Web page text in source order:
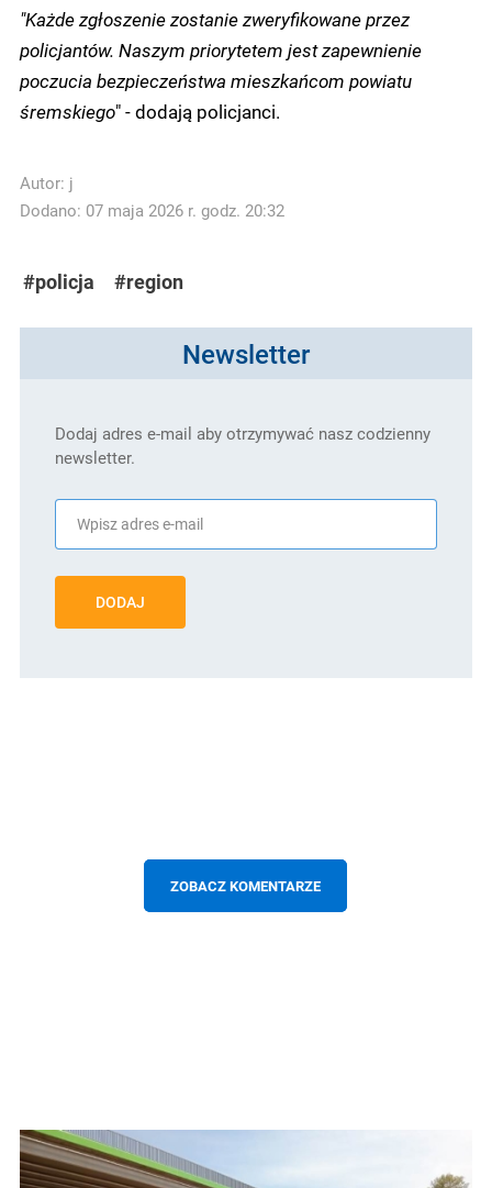
"Każde zgłoszenie zostanie zweryfikowane przez
policjantów. Naszym priorytetem jest zapewnienie
poczucia bezpieczeństwa mieszkańcom powiatu
śremskiego" - dodają policjanci.
Autor: j
Dodano: 07 maja 2026 r. godz. 20:32
#policja #region
Newsletter
Dodaj adres e-mail aby otrzymywać nasz codzienny
newsletter.
DODAJ
ZOBACZ KOMENTARZE